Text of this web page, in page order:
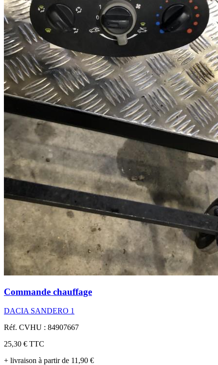
Commande chauffage
DACIA SANDERO 1
Réf. CVHU : 84907667
25,30 € TTC
+ livraison à partir de 11,90 €